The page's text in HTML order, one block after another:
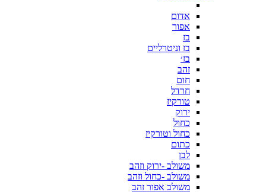
אדום
אפור
בז
בז וניטרליים
בז׳
זהב
חום
חרדל
טורקיז
ירוק
כחול
כחול וטורקיז
כתום
לבן
משולב -ירוק וזהב
משולב -כחול וזהב
משולב אפור זהב